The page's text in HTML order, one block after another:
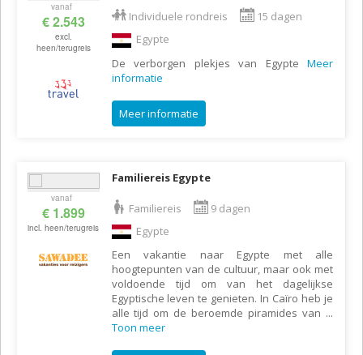
vanaf
€ 2.543
excl.
heen/terugreis
Individuele rondreis
15 dagen
Egypte
De verborgen plekjes van Egypte Meer
informatie
Meer informatie
vanaf
€ 1.899
incl. heen/terugreis
Familiereis Egypte
Familiereis
9 dagen
Egypte
Een vakantie naar Egypte met alle
hoogtepunten van de cultuur, maar ook met
voldoende tijd om van het dagelijkse
Egyptische leven te genieten. In Caïro heb je
alle tijd om de beroemde piramides van ...
Toon meer